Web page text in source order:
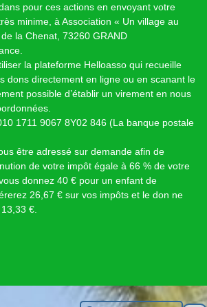
pour ces actions en envoyant votre
minime, à Association « Un village au
la Chenat, 73260 GRAND
la plateforme Helloasso qui recueille
dons directement en ligne ou en scanant le
possible d’établir un virement en nous
1711 9067 8Y02 846 (La banque postale
être adressé sur demande afin de
de votre impôt égale à 66 % de votre
donnez 40 € pour un enfant de
26,67 € sur vos impôts et le don ne
€.